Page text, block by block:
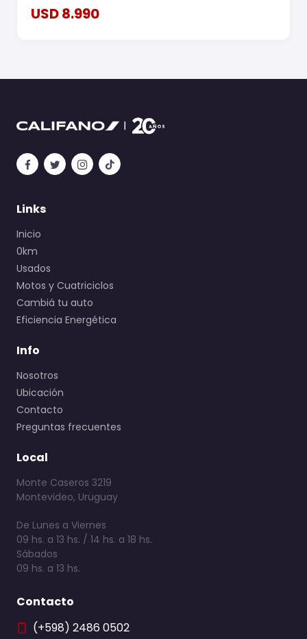
USD 8.990
Links
Inicio
0km
Usados
Motos y Cuatriciclos
Cambiá tu auto
Eficiencia Energética
Info
Nosotros
Ubicación
Contacto
Preguntas frecuentes
Local
Monte Caseros 3219
Montevideo, Uruguay
De Lunes a Viernes
09 hs. a 13 hs. / 14 hs. a 18 hs.
Sábados
09 hs. a 13 hs.
Contacto
(+598) 2486 0502